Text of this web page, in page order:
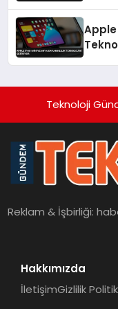
Apple
Teknoloji
Reklam & İşbirliği:
Hakkımızda
İletişimGizlilik